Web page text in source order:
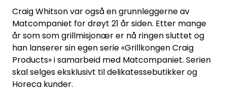
Craig Whitson var også en grunnleggerne av
Matcompaniet for drøyt 21 år siden. Etter mange
år som som grillmisjonær er nå ringen sluttet og
han lanserer sin egen serie «Grillkongen Craig
Products» i samarbeid med Matcompaniet. Serien
skal selges eksklusivt til delikatessebutikker og
Horeca kunder.